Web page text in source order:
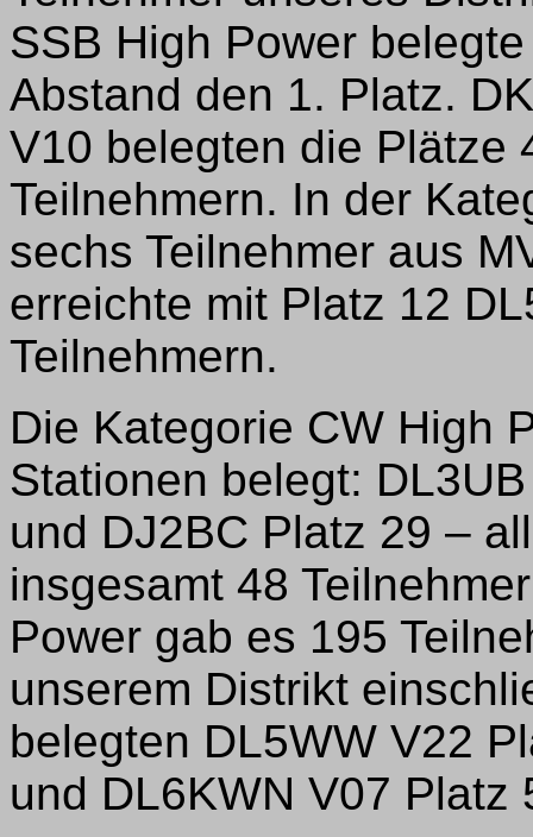
SSB High Power
Abstand den 1. Platz.
V10 belegten die Plätze
Teilnehmern. In der
sechs Teilnehmer aus
erreichte mit Platz 12
Teilnehmern.
Die Kategorie CW High
Stationen belegt:
und DJ2BC Platz 29 –
insgesamt 48
Power gab es 195
unserem Distrikt
belegten DL5WW V22
und DL6KWN V07 Platz